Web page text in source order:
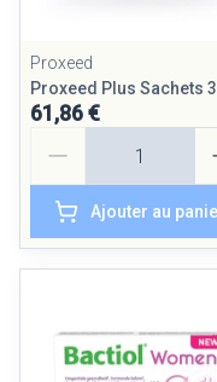
Proxeed
Proxeed Plus Sachets
61,86 €
Ajouter au